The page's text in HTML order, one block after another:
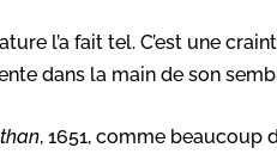
l’a fait tel. C’est une
dans la main de son
, 1651, comme beaucoup